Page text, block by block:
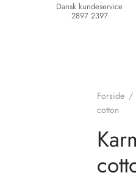
Dansk kundeservice
2897 2397
Forside /
cotton